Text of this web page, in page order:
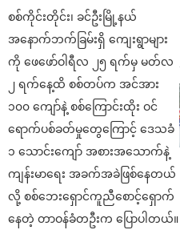
စစ်ကိုင်းတိုင်း၊ ခင်ဦးမြို့နယ်
အနောက်ဘက်ခြမ်းရှိ ကျေးရွာများ
ကို ဖေဖော်ဝါရီလ ၂၅ ရက်မှ မတ်လ
၂ ရက်နေ့ထိ စစ်တပ်က အင်အား
၁၀၀ ကျော်နဲ့ စစ်ကြောင်းထိုး ဝင်
ရောက်ပစ်ခတ်မှုတွေကြောင့် ဒေသခံ
၁ သောင်းကျော် အစားအသောက်နဲ့
ကျန်းမာရေး အခက်အခဲဖြစ်နေတယ်
လို့ စစ်ဘေးရှောင်ကူညီစောင့်ရှောက်
နေတဲ့ တာဝန်ခံတဦးက ပြောပါတယ်။